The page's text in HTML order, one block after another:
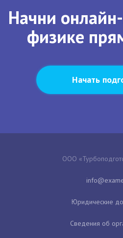
Начни
физике
Начать
ООО
Юридические
Сведения об